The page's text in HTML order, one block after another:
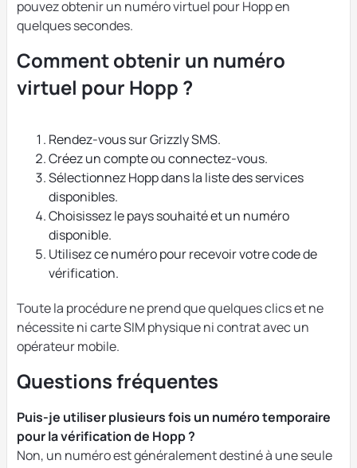
pouvez obtenir un numéro virtuel pour Hopp en
quelques secondes.
Comment obtenir un numéro
virtuel pour Hopp ?
Rendez-vous sur Grizzly SMS.
Créez un compte ou connectez-vous.
Sélectionnez Hopp dans la liste des services
disponibles.
Choisissez le pays souhaité et un numéro
disponible.
Utilisez ce numéro pour recevoir votre code de
vérification.
Toute la procédure ne prend que quelques clics et ne
nécessite ni carte SIM physique ni contrat avec un
opérateur mobile.
Questions fréquentes
Puis-je utiliser plusieurs fois un numéro temporaire
pour la vérification de Hopp ?
Non, un numéro est généralement destiné à une seule